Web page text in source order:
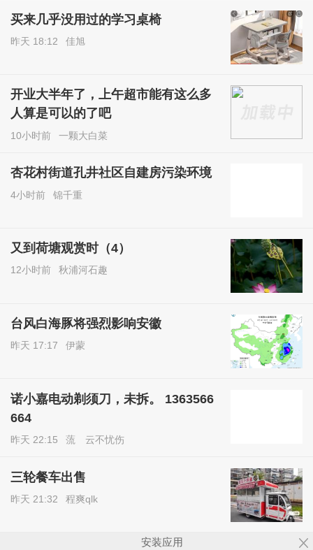
买来几乎没用过的学习桌椅
昨天 18:12 佳旭
开业大半年了，上午超市能有这么多
人算是可以的了吧
10小时前 一颗大白菜
杏花村街道孔井社区自建房污染环境
4小时前 锦千重
又到荷塘观赏时（4）
12小时前 秋浦河石趣
台风白海豚将强烈影响安徽
昨天 17:17 伊蒙
诺小嘉电动剃须刀，未拆。 1363566
664
昨天 22:15 蓅ゞ云不忧伤
三轮餐车出售
昨天 21:32 程爽qlk
安装应用